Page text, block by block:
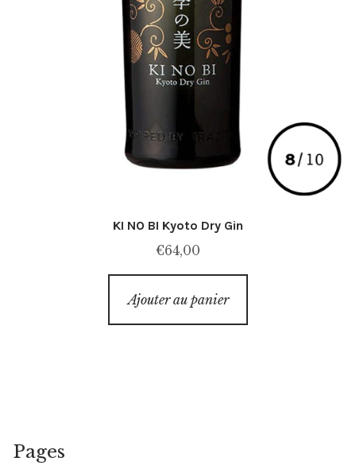
KI NO BI Kyoto Dry Gin
€64,00
Ajouter au panier
Pages